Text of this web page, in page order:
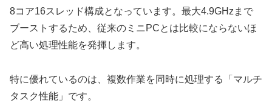
8コア16スレッド構成となっています。最大4.9GHzまで
ブーストするため、従来のミニPCとは比較にならないほ
ど高い処理性能を発揮します。
特に優れているのは、複数作業を同時に処理する「マルチ
タスク性能」です。